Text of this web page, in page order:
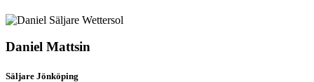
Daniel Mattsin
Säljare Jönköping